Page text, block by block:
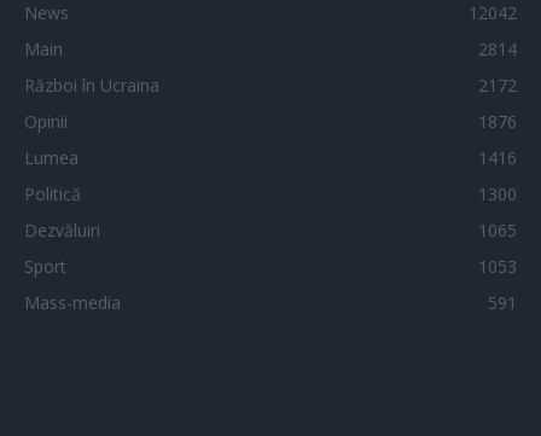
News
12042
Main
2814
Război în Ucraina
2172
Opinii
1876
Lumea
1416
Politică
1300
Dezvăluiri
1065
Sport
1053
Mass-media
591